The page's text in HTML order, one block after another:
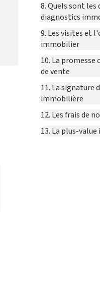
8. Quels sont les
diagnostics
9. Les visites et
immobilier
10. La
de vente
11. La signature
immobilière
12. Les frais de
13. La plus-